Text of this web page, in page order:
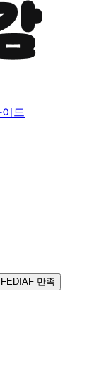
드
FEDIAF 만족